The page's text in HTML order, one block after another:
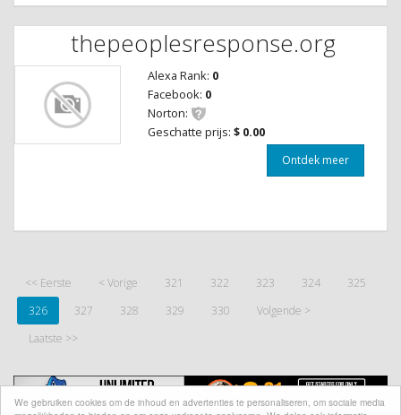
We gebruiken cookies om de inhoud en advertenties te personaliseren, om sociale media
thepeoplesresponse.org
Alexa Rank: 0
Facebook: 0
Norton:
Geschatte prijs: $ 0.00
Ontdek meer
<< Eerste < Vorige 321 322 323 324
325
326
327 328 329 330
Volgende >
Laatste >>